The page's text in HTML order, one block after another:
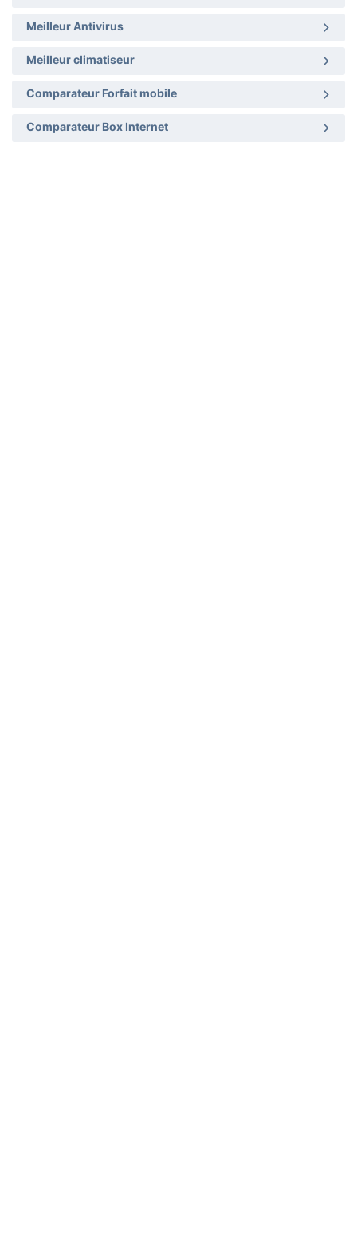
Meilleur Antivirus
Meilleur climatiseur
Comparateur Forfait mobile
Comparateur Box Internet